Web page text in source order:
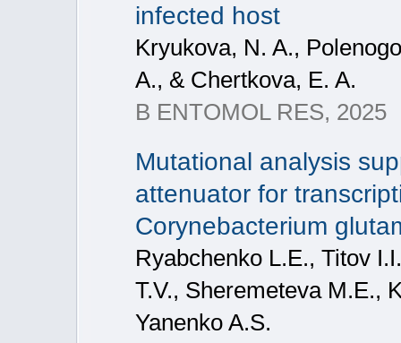
infected host
Kryukova, N. A.,
A., & Chertkova, E. A.
B ENTOMOL RES, 2025
Mutational analysis
attenuator for
Corynebacterium
Ryabchenko L.E., Titov
T.V., Sheremeteva M.E.,
Yanenko A.S.